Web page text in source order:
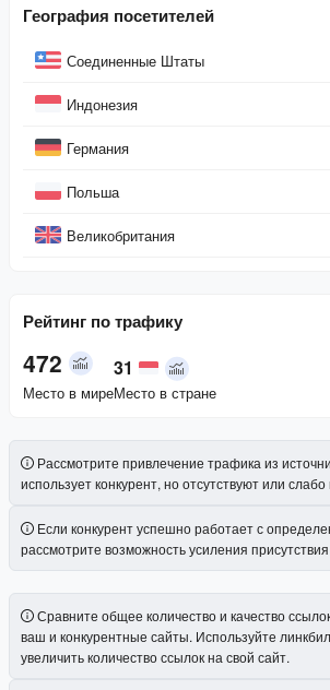
География посетителей
СтранаСоединенные Штаты
Индонезия
Германия
Польша
Великобритания
Рейтинг по трафику
472
Место в мире
31
Место в стране
Рассмотрите привлечение трафика из
использует конкурент, но отсутствуют или
Если конкурент успешно работает с
рассмотрите возможность усиления присутствия
Сравните общее количество и качество
ваш и конкурентные сайты. Используйте
увеличить количество ссылок на свой сайт.